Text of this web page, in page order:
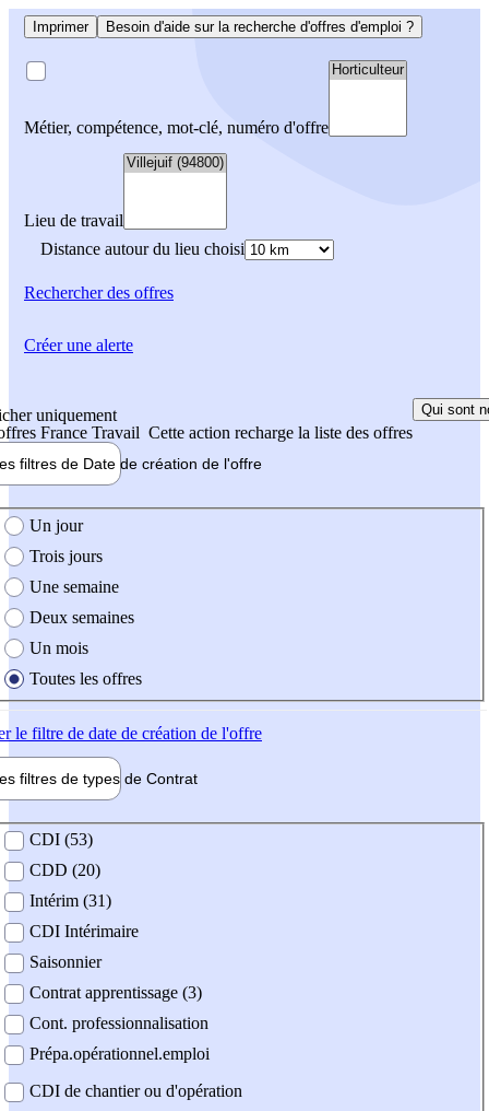
Imprimer Besoin d'aide sur la recherche d'offres d'emploi ?
Métier, compétence, mot-clé, numéro d'offre
Lieu de travail
Distance autour du lieu choisi
Rechercherdes offres
uniquement
France Travail Cette action recharge la liste des offres
Qui sont
filtres de Date de création de l'offre
création de l'offre
Un jour
Trois jours
Une semaine
Deux semaines
Un mois
Toutes les offres
le filtre de date de création de l'offre
filtres de types de Contrat
contrat
CDI (53)
CDD (20)
Intérim (31)
CDI Intérimaire
Saisonnier
Contrat apprentissage (3)
Cont. professionnalisation
Prépa.opérationnel.emploi
CDI de chantier ou d'opération
Créer une alerte